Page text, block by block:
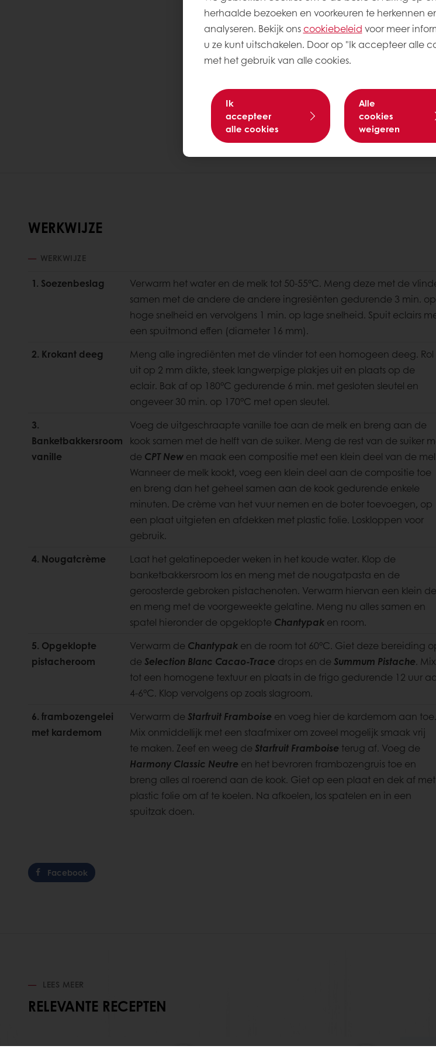
WERKWIJZE
WERKWIJZE
1. Soezenbeslag
Verwarm het water en de melk tot 50-55°C. Meng deze met de
samen met de andere de andere ingresiënten gedurende 3 min. op
hoge snelheid en vervolgens 1 min. op lage snelheid. Spuit eclairs
een spuitmond effen (diameter 16 mm).
2. Krokant deeg
Meng alle ingrediënten met de vlinder tot een homogeen deeg. Rol
uit op 2 mm dikte, steek langwerpige plakjes uit en plaats op de
eclair. Bak af op 180°C gedurende 6 min. met gesloten sleutel en
ongeveer 30 min. op 170°C met open sleutel.
3.
Banketbakkersroom
vanille
Voeg de uitgeschraapte vanille toe aan de melk en breng aan de
kook samen met de helft van de suiker. Meng de rest van de suiker
de CPT New en maak een compositie met een klein deel van de
Wanneer de melk kookt, voeg een klein deel aan de compositie toe
en breng dan het geheel samen aan de kook gedurende enkele
minuten. De crème van het vuur nemen en de boter toevoegen, op
een plaat uitgieten en afdekken met plastic folie. Loskloppen voor
gebruik.
4. Nougatcrème
Laat het gelatinepoeder weken in het koude water. Klop de
banketbakkersroom los en meng met de nougatpasta en de
geroosterde gebroken pistachenoten. Verwarm hiervan een klein
en meng met de voorgeweekte gelatine. Meng nu alles samen en
spatel hieronder de opgeklopte Chantypak en room.
5. Opgeklopte
pistacheroom
Verwarm de Chantypak en de room tot 60°C. Giet deze bereiding
de Selection Blanc Cacao-Trace drops en de Summum Pistache. Mix
tot een homogene textuur en plaats in de frigo gedurende 12 uur
4-6°C. Klop vervolgens op zoals slagroom.
6. frambozengelei
met kardemom
Verwarm de Starfruit Framboise en voeg hier de kardemom aan toe.
Mix onmiddellijk met een staafmixer om zoveel mogelijk smaak vrij
te maken. Zeef en weeg de Starfruit Framboise terug af. Voeg de
Harmony Classic Neutre en het bevroren frambozengruis toe en
breng alles al roerend aan de kook. Giet op een plaat en dek af met
plastic folie om af te koelen. Na afkoelen, los spatelen en in een
spuitzak doen.
Facebook
LEES MEER
RELEVANTE RECEPTEN
herhaalde bezoeken en voorkeuren te herkennen
analyseren. Bekijk ons ​​cookiebeleid voor meer
u ze kunt uitschakelen. Door op "Ik accepteer alle
met het gebruik van alle cookies.
Ik
accepteer
alle cookies
Alle
cookies
weigeren